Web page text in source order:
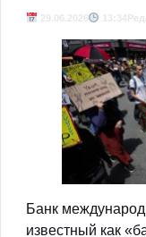
29.06.2026 13:34
Банк
известный как